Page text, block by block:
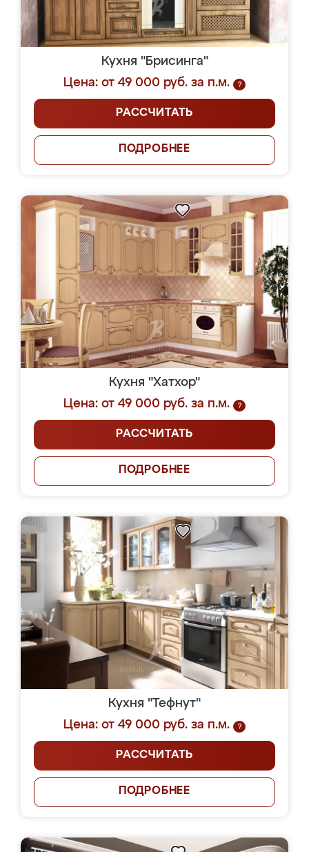
Кухня "Брисинга"
Цена: от 49 000 руб. за п.м.
?
РАССЧИТАТЬ
ПОДРОБНЕЕ
Кухня "Хатхор"
Цена: от 49 000 руб. за п.м.
?
РАССЧИТАТЬ
ПОДРОБНЕЕ
Кухня "Тефнут"
Цена: от 49 000 руб. за п.м.
?
РАССЧИТАТЬ
ПОДРОБНЕЕ